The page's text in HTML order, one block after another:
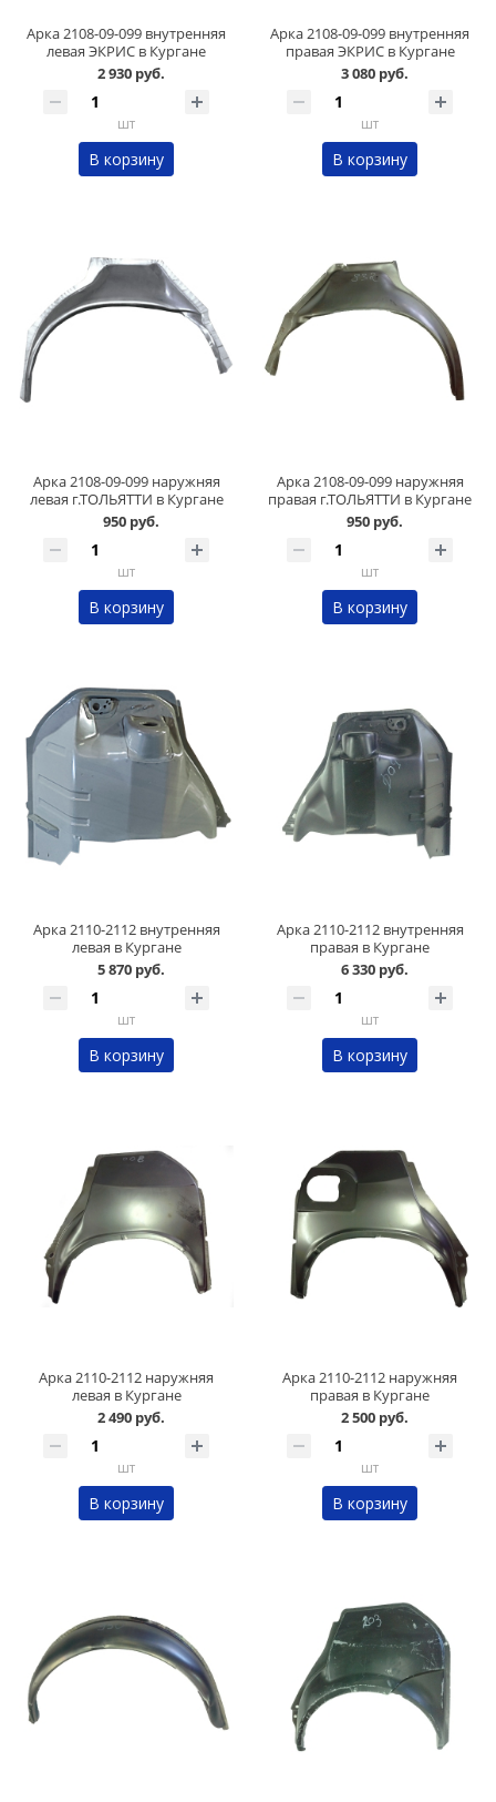
Арка 2108-09-099 внутренняя
левая ЭКРИС в Кургане
2 930 руб.
шт
В корзину
Арка 2108-09-099 внутренняя
правая ЭКРИС в Кургане
3 080 руб.
шт
В корзину
Арка 2108-09-099 наружняя
левая г.ТОЛЬЯТТИ в Кургане
950 руб.
шт
В корзину
Арка 2108-09-099 наружняя
правая г.ТОЛЬЯТТИ в Кургане
950 руб.
шт
В корзину
Арка 2110-2112 внутренняя
левая в Кургане
5 870 руб.
шт
В корзину
Арка 2110-2112 внутренняя
правая в Кургане
6 330 руб.
шт
В корзину
Арка 2110-2112 наружняя
левая в Кургане
2 490 руб.
шт
В корзину
Арка 2110-2112 наружняя
правая в Кургане
2 500 руб.
шт
В корзину